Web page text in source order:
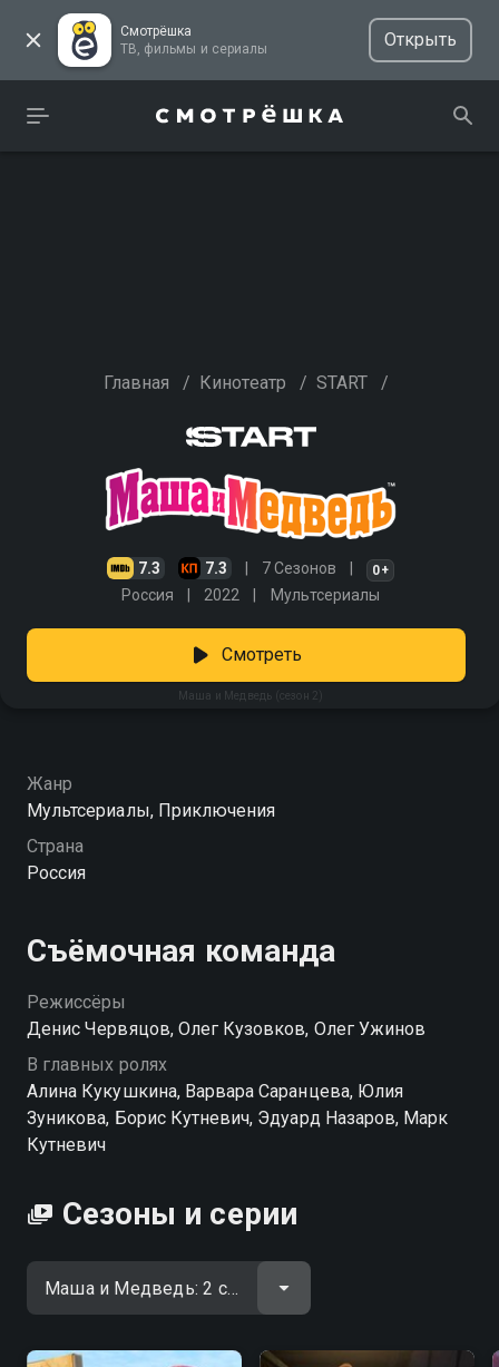
Смотрёшка
ТВ, фильмы и сериалы
Открыть
Главная / Кинотеатр / START /
7.3 7.3 7 Сезонов 0+
Россия 2022 Мультсериалы
Маша и Медведь (сезон 2)
Смотреть
Жанр
Мультсериалы, Приключения
Страна
Россия
Съёмочная команда
Режиссёры
Денис Червяцов, Олег Кузовков, Олег Ужинов
В главных ролях
Алина Кукушкина, Варвара Саранцева, Юлия
Зуникова, Борис Кутневич, Эдуард Назаров, Марк
Кутневич
Сезоны и серии